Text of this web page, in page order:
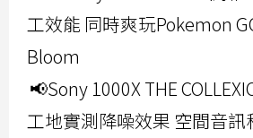
工效能 同時爽玩Pokemon
Bloom
📢Sony 1000X THE
工地實測降噪效果 空間音